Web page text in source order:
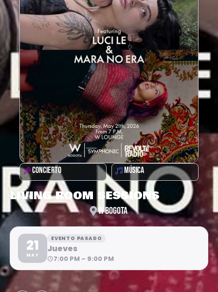
CONCIERTO MÚSICA
LIVING ROOM SESSIONS
W BOGOTA
21
MAY
EVENTO PASADO
Jueves
7:00 PM – 9:00 PM